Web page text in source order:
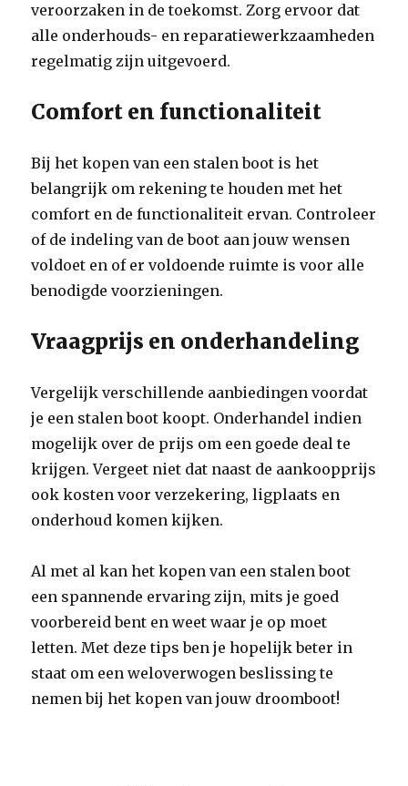
veroorzaken in de toekomst. Zorg ervoor dat
alle onderhouds- en reparatiewerkzaamheden
regelmatig zijn uitgevoerd.
Comfort en functionaliteit
Bij het kopen van een stalen boot is het
belangrijk om rekening te houden met het
comfort en de functionaliteit ervan. Controleer
of de indeling van de boot aan jouw wensen
voldoet en of er voldoende ruimte is voor alle
benodigde voorzieningen.
Vraagprijs en onderhandeling
Vergelijk verschillende aanbiedingen voordat
je een stalen boot koopt. Onderhandel indien
mogelijk over de prijs om een goede deal te
krijgen. Vergeet niet dat naast de aankoopprijs
ook kosten voor verzekering, ligplaats en
onderhoud komen kijken.
Al met al kan het kopen van een stalen boot
een spannende ervaring zijn, mits je goed
voorbereid bent en weet waar je op moet
letten. Met deze tips ben je hopelijk beter in
staat om een weloverwogen beslissing te
nemen bij het kopen van jouw droomboot!